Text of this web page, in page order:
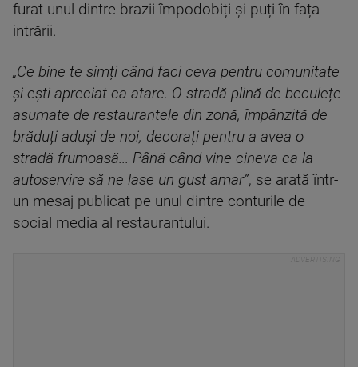
furat unul dintre brazii împodobiți și puți în fața
intrării.
„Ce bine te simți când faci ceva pentru comunitate
și ești apreciat ca atare. O stradă plină de beculețe
asumate de restaurantele din zonă, împânzită de
brăduți aduși de noi, decorați pentru a avea o
stradă frumoasă... Până când vine cineva ca la
autoservire să ne lase un gust amar”, se arată într-
un mesaj publicat pe unul dintre conturile de
social media al restaurantului.